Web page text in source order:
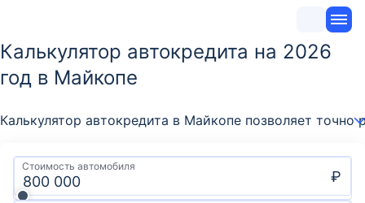
Калькулятор автокредита на 2026
год в Майкопе
Калькулятор автокредита в Майкопе позволяет
Стоимость автомобиля
₽